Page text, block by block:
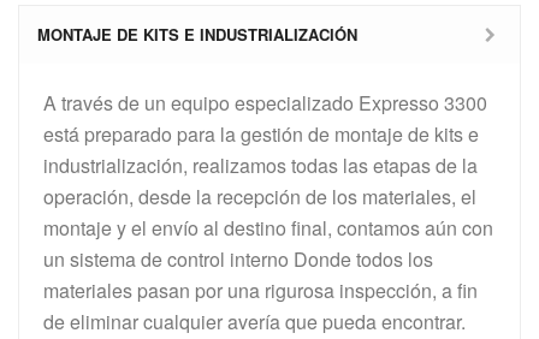
MONTAJE DE KITS E INDUSTRIALIZACIÓN
A través de un equipo especializado Expresso 3300
está preparado para la gestión de montaje de kits e
industrialización, realizamos todas las etapas de la
operación, desde la recepción de los materiales, el
montaje y el envío al destino final, contamos aún con
un sistema de control interno Donde todos los
materiales pasan por una rigurosa inspección, a fin
de eliminar cualquier avería que pueda encontrar.